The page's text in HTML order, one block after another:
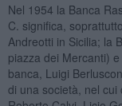
Nel 1954 la Banca
C. significa,
Andreotti in Sicilia; la
piazza dei Mercanti)
banca, Luigi
di una società, nel